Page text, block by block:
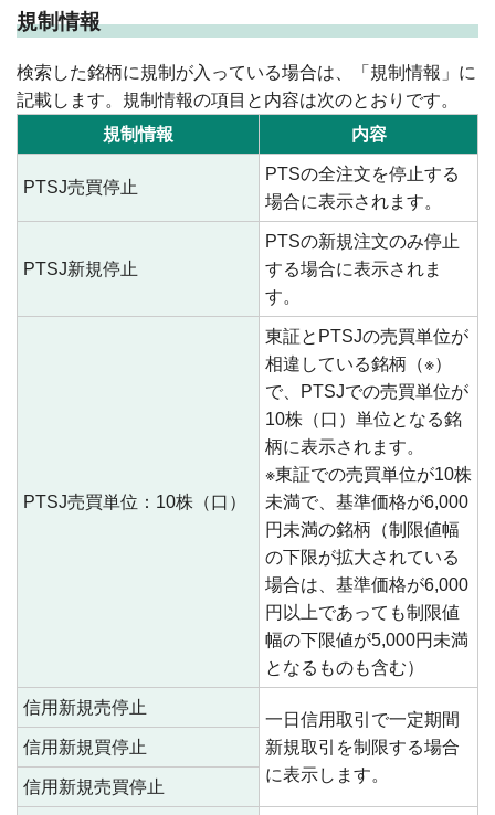
規制情報
検索した銘柄に規制が入っている場合は、「規制情報」に
記載します。規制情報の項目と内容は次のとおりです。
規制情報
内容
PTSJ売買停止
PTSの全注文を停止する
場合に表示されます。
PTSJ新規停止
PTSの新規注文のみ停止
する場合に表示されま
す。
PTSJ売買単位：10株（口）
東証とPTSJの売買単位が
相違している銘柄（※）
で、PTSJでの売買単位が
10株（口）単位となる銘
柄に表示されます。
※東証での売買単位が10株
未満で、基準価格が6,000
円未満の銘柄（制限値幅
の下限が拡大されている
場合は、基準価格が6,000
円以上であっても制限値
幅の下限値が5,000円未満
となるものも含む）
信用新規売停止
一日信用取引で一定期間
新規取引を制限する場合
に表示します。
信用新規買停止
信用新規売買停止